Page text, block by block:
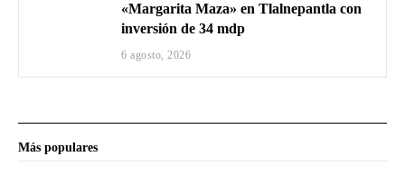
«Margarita Maza» en Tlalnepantla con
inversión de 34 mdp
6 agosto, 2026
Más populares